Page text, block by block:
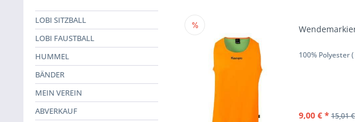
LOBI SITZBALL
LOBI FAUSTBALL
HUMMEL
BÄNDER
MEIN VEREIN
ABVERKAUF
100% Polyester
9,00 € * 15,01